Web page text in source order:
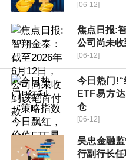
[06-12]
焦点日报:
公司尚未
[06-12]
今日热门
ETF易方
仓
[06-12]
吴忠金融
行副行长